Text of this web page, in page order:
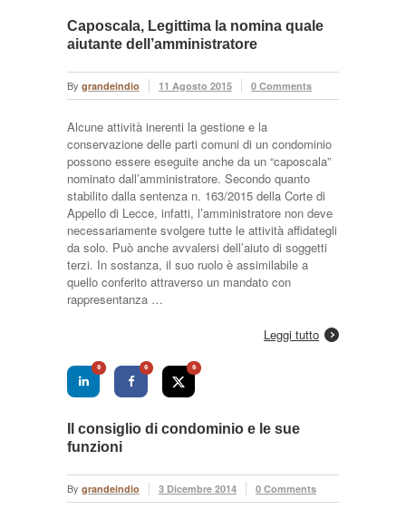
Caposcala, Legittima la nomina quale
aiutante dell’amministratore
By grandeindio 11 Agosto 2015 0 Comments
Alcune attività inerenti la gestione e la
conservazione delle parti comuni di un condominio
possono essere eseguite anche da un “caposcala”
nominato dall’amministratore. Secondo quanto
stabilito dalla sentenza n. 163/2015 della Corte di
Appello di Lecce, infatti, l’amministratore non deve
necessariamente svolgere tutte le attività affidategli
da solo. Può anche avvalersi dell’aiuto di soggetti
terzi. In sostanza, il suo ruolo è assimilabile a
quello conferito attraverso un mandato con
rappresentanza …
Leggi tutto
0 0 0
Il consiglio di condominio e le sue
funzioni
By grandeindio 3 Dicembre 2014 0 Comments